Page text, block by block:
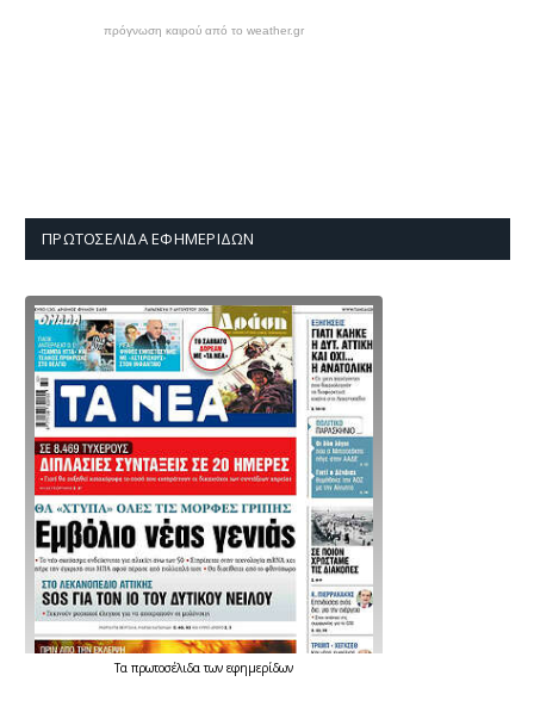
πρόγνωση καιρού από το weather.gr
ΠΡΩΤΟΣΈΛΙΔΑ ΕΦΗΜΕΡΊΔΩΝ
Τα πρωτοσέλιδατων εφημερίδων